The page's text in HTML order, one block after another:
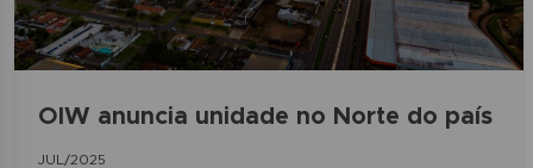
OIW anuncia unidade no Norte do país
JUL/2025